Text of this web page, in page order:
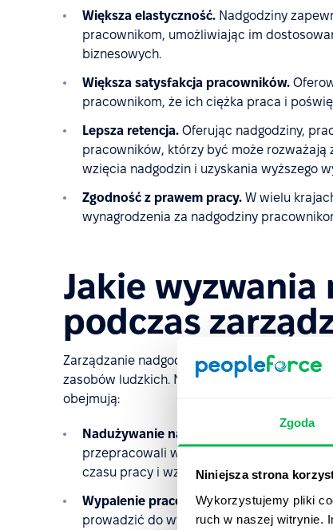
Zgoda
Niniejsza strona
Wykorzystujemy pliki
ruch w naszej witrynie.
Większa elastyczność. Nadgodziny
pracownikom, umożliwiając im
biznesowych.
Większa satysfakcja pracowników.
pracownikom, że ich ciężka praca i
Lepsza retencja. Oferując nadgodziny,
pracowników, którzy być może
wzięcia nadgodzin i uzyskania wyższego
Zgodność z prawem pracy. W wielu
wynagrodzenia za nadgodziny
Jakie
podczas
Zarządzanie nadgodzinami oferuje szereg
zasobów ludzkich. Niektóre z problemów,
obejmują:
Nadużywanie nadgodzin.
Pracownicy
przepracowali więcej godzin niż w
czasu pracy i wzrostu kosztów firmy.
Wypalenie pracowników.Jeśli pracownicy
prowadzić do wypalenia i spadku